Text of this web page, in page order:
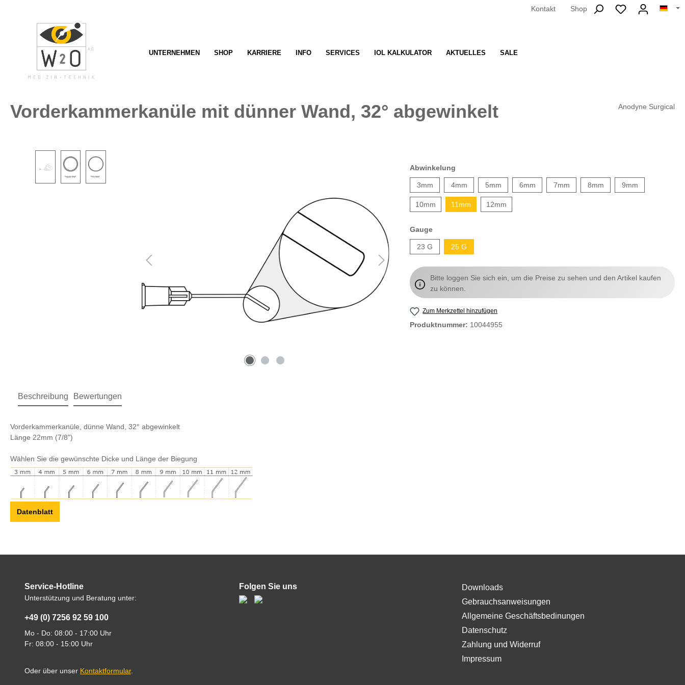
Kontakt Shop
UNTERNEHMEN SHOP KARRIERE INFO SERVICES IOL KALKULATOR AKTUELLES SALE
Vorderkammerkanüle mit dünner Wand, 32° abgewinkelt Anodyne Surgical
Bildergalerie überspringen
Abwinkelung
3mm 4mm 5mm 6mm 7mm 8mm 9mm
10mm 11mm 12mm
Gauge
23 G 25 G
Bitte loggen Sie sich ein, um die Preise zu sehen und den Artikel kaufen
zu können.
Zum Merkzettel hinzufügen
Produktnummer: 10044955
Beschreibung Bewertungen
Vorderkammerkanüle, dünne Wand, 32° abgewinkelt
Länge 22mm (7/8")
Wählen Sie die gewünschte Dicke und Länge der Biegung
Datenblatt
Service-Hotline
Unterstützung und Beratung unter:
+49 (0) 7256 92 59 100
Mo - Do: 08:00 - 17:00 Uhr
Fr: 08:00 - 15:00 Uhr
Oder über unser Kontaktformular.
Folgen Sie uns
Downloads
Gebrauchsanweisungen
Allgemeine Geschäftsbedinungen
Datenschutz
Zahlung und Widerruf
Impressum